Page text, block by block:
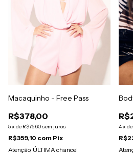
Macaquinho - Free Pass
R$378,00
5x de R$75,60 sem juros
R$359,10 com Pix
Atenção, ÚLTIMA chance!
4x de